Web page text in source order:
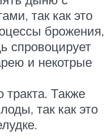
так как это
брожения,
спровоцирует
и некотрые
тракта. Также
так как это